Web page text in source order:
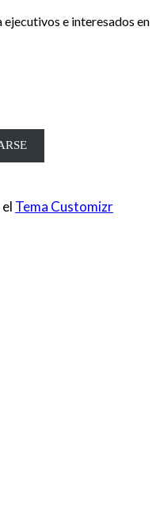
e interesados en
Tema Customizr